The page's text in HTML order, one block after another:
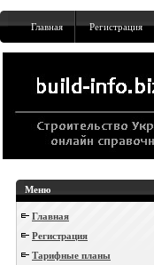
Главная Регистрация
Меню
Главная
Регистрация
Тарифные планы